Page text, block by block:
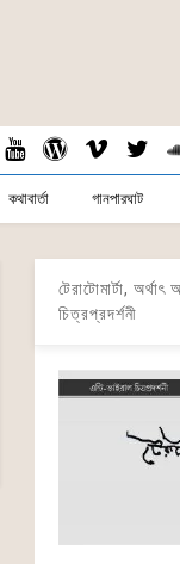
কথাবার্তা গানপারঘাট
টেরাটোমার্টা,
চিত্রপ্রদর্শনী